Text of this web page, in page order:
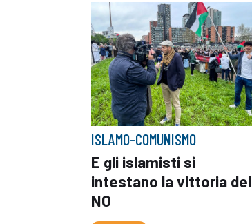
ISLAMO-COMUNISMO
E gli islamisti si
intestano la vittoria del
NO